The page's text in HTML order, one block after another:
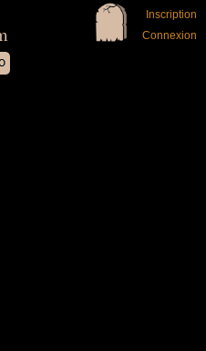
Inscription
Connexion